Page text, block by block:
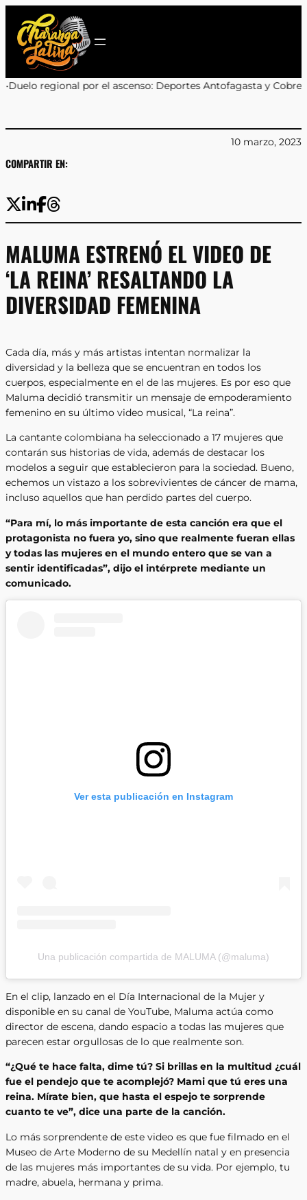
contenido
ascenso: Deportes Antofagasta y Cobreloa se enfrentarán en
COMPARTIR EN:
10 marzo, 2023
MALUMA ESTRENÓ EL VIDEO DE
‘LA REINA’ RESALTANDO LA
DIVERSIDAD FEMENINA
Cada día, más y más artistas intentan normalizar la
diversidad y la belleza que se encuentran en todos los
cuerpos, especialmente en el de las mujeres. Es por eso que
Maluma decidió transmitir un mensaje de empoderamiento
femenino en su último video musical, “La reina”.
La cantante colombiana ha seleccionado a 17 mujeres que
contarán sus historias de vida, además de destacar los
modelos a seguir que establecieron para la sociedad. Bueno,
echemos un vistazo a los sobrevivientes de cáncer de mama,
incluso aquellos que han perdido partes del cuerpo.
“Para mí, lo más importante de esta canción era que el
protagonista no fuera yo, sino que realmente fueran ellas
y todas las mujeres en el mundo entero que se van a
sentir identificadas”, dijo el intérprete mediante un
comunicado.
Ver esta publicación en Instagram
Una publicación compartida de MALUMA (@maluma)
En el clip, lanzado en el Día Internacional de la Mujer y
disponible en su canal de YouTube, Maluma actúa como
director de escena, dando espacio a todas las mujeres que
parecen estar orgullosas de lo que realmente son.
“¿Qué te hace falta, dime tú? Si brillas en la multitud ¿cuál
fue el pendejo que te acomplejó? Mami que tú eres una
reina. Mírate bien, que hasta el espejo te sorprende
cuanto te ve”, dice una parte de la canción.
Lo más sorprendente de este video es que fue filmado en el
Museo de Arte Moderno de su Medellín natal y en presencia
de las mujeres más importantes de su vida. Por ejemplo, tu
madre, abuela, hermana y prima.